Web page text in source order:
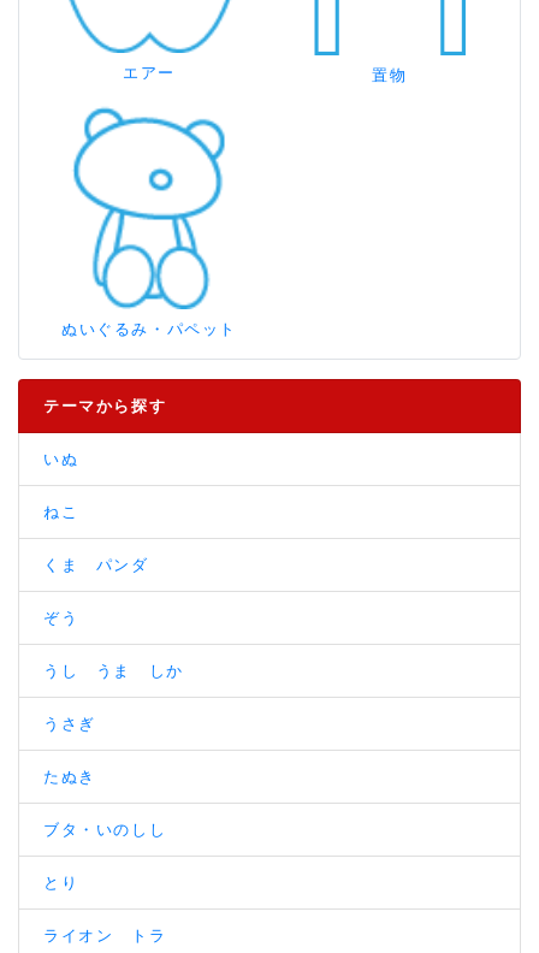
エアー 置物
ぬいぐるみ・パペット
テーマから探す
いぬ
ねこ
くま パンダ
ぞう
うし うま しか
うさぎ
たぬき
ブタ・いのしし
とり
ライオン トラ